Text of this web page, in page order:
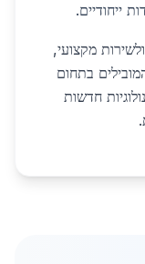
ייחודיים.
מקצועי,
בתחום
חדשות